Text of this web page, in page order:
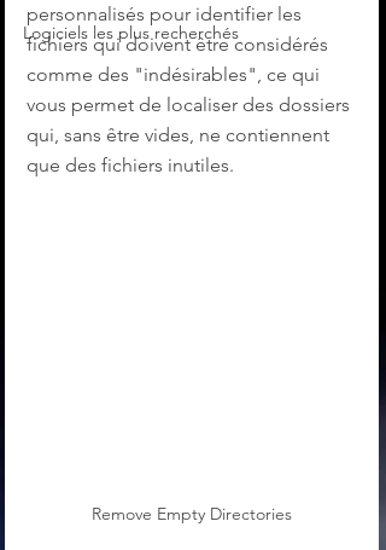
Logiciels les plus recherchés
personnalisés pour identifier les
fichiers qui doivent être considérés
comme des "indésirables", ce qui
vous permet de localiser des dossiers
qui, sans être vides, ne contiennent
que des fichiers inutiles.
Remove Empty Directories